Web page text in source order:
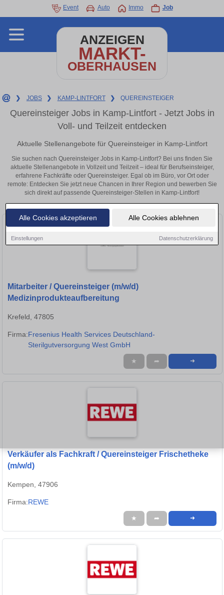
Alle Cookies akzeptieren Alle Cookies ablehnen
Einstellungen Datenschutzerklärung
Event Auto Immo Job
ANZEIGEN
MARKT-
OBERHAUSEN
❯ JOBS ❯ KAMP-LINTFORT ❯ QUEREINSTEIGER
Quereinsteiger Jobs in Kamp-Lintfort - Jetzt Jobs in
Voll- und Teilzeit entdecken
Aktuelle Stellenangebote für Quereinsteiger in Kamp-Lintfort
Sie suchen nach Quereinsteiger Jobs in Kamp-Lintfort? Bei uns finden Sie
aktuelle Stellenangebote in Vollzeit und Teilzeit – ideal für Berufseinsteiger,
erfahrene Fachkräfte oder Quereinsteiger. Egal ob im Büro, vor Ort oder
remote: Entdecken Sie jetzt neue Chancen in Ihrer Region und bewerben Sie
sich direkt auf passende Quereinsteiger-Stellen in Kamp-Lintfort!
Mitarbeiter / Quereinsteiger (m/w/d)
Medizinprodukteaufbereitung
Krefeld, 47805
Firma:Fresenius Health Services Deutschland-
Sterilgutversorgung West GmbH
★ ➦ ➜
Verkäufer als Fachkraft / Quereinsteiger Frischetheke
(m/w/d)
Kempen, 47906
Firma:REWE
★ ➦ ➜